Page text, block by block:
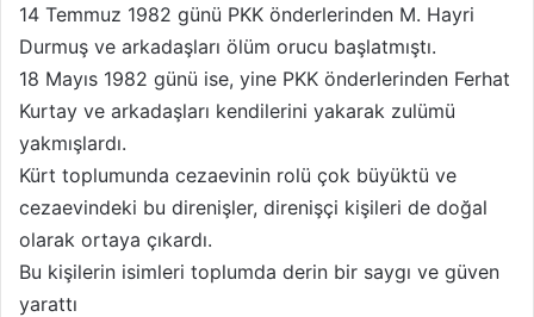
14 Temmuz 1982 günü PKK önderlerinden M. Hayri
Durmuş ve arkadaşları ölüm orucu başlatmıştı.
18 Mayıs 1982 günü ise, yine PKK önderlerinden Ferhat
Kurtay ve arkadaşları kendilerini yakarak zulümü
yakmışlardı.
Kürt toplumunda cezaevinin rolü çok büyüktü ve
cezaevindeki bu direnişler, direnişçi kişileri de doğal
olarak ortaya çıkardı.
Bu kişilerin isimleri toplumda derin bir saygı ve güven
yarattı